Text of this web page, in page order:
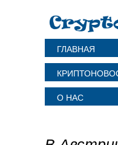
ГЛАВНАЯ
О НАС